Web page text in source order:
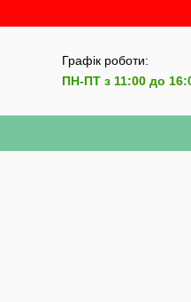
Графік роботи:
ПН-ПТ з 11:00 до